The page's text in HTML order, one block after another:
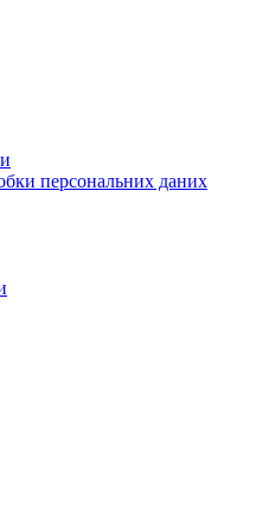
персональних даних